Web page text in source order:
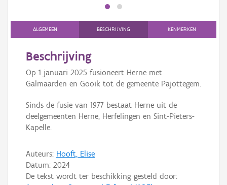
AanmeldenALGEMEEN BESCHRIJVING KENMERKEN
Beschrijving
Op 1 januari 2025 fusioneert Herne met
Galmaarden en Gooik tot de gemeente Pajottegem.
Sinds de fusie van 1977 bestaat Herne uit de
deelgemeenten Herne, Herfelingen en Sint-Pieters-
Kapelle.
Auteurs: Hooft, Elise
Datum: 2024
De tekst wordt ter beschikking gesteld door: